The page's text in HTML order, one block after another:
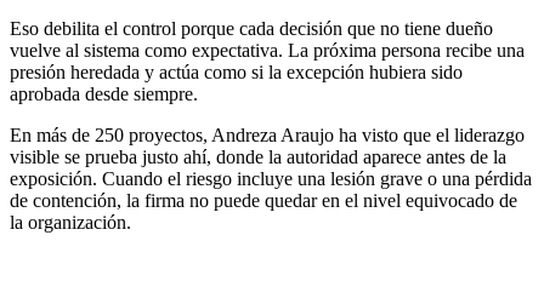
Eso debilita el control porque cada decisión que no tiene dueño
vuelve al sistema como expectativa. La próxima persona recibe una
presión heredada y actúa como si la excepción hubiera sido
aprobada desde siempre.
En más de 250 proyectos, Andreza Araujo ha visto que el liderazgo
visible se prueba justo ahí, donde la autoridad aparece antes de la
exposición. Cuando el riesgo incluye una lesión grave o una pérdida
de contención, la firma no puede quedar en el nivel equivocado de
la organización.